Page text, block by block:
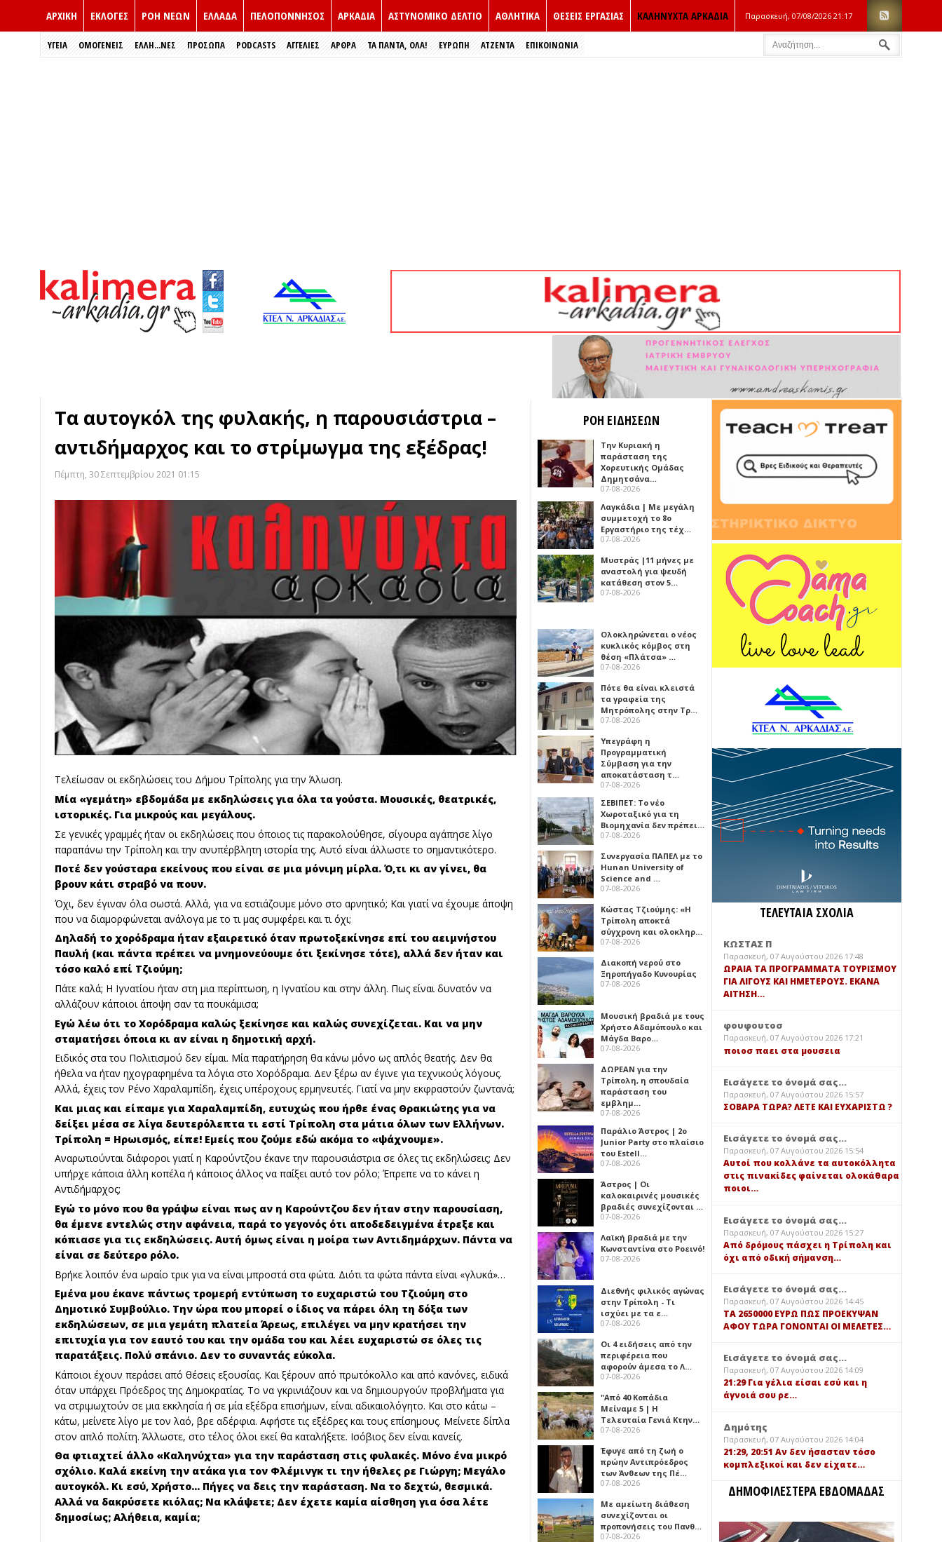
ΑΡΧΙΚΗ ΕΚΛΟΓΈΣ ΡΟΗ ΝΕΩΝ ΕΛΛΑΔΑ ΠΕΛΟΠΟΝΝΗΣΟΣ ΑΡΚΑΔΙΑ ΑΣΤΥΝΟΜΙΚΟ ΔΕΛΤΙΟ ΑΘΛΗΤΙΚΑ ΘΕΣΕΙΣ ΕΡΓΑΣΙΑΣ ΚΑΛΗΝΥΧΤΑ ΑΡΚΑΔΙΑ Παρασκευή, 07/08/2026 21:17
ΥΓΕΙΑ ΟΜΟΓΕΝΕΙΣ ΈΛΛΗ...ΝΕΣ ΠΡΌΣΩΠΑ PODCASTS ΑΓΓΕΛΙΕΣ ΑΡΘΡΑ ΤΑ ΠΑΝΤΑ, ΟΛΑ! ΕΥΡΏΠΗ ΑΤΖΕΝΤΑ ΕΠΙΚΟΙΝΩΝΙΑ
Τα αυτογκόλ της φυλακής, η παρουσιάστρια –
αντιδήμαρχος και το στρίμωγμα της εξέδρας!
Πέμπτη, 30 Σεπτεμβρίου 2021 01:15
Τελείωσαν οι εκδηλώσεις του Δήμου Τρίπολης για την Άλωση.
Μία «γεμάτη» εβδομάδα με εκδηλώσεις για όλα τα γούστα. Μουσικές, θεατρικές,
ιστορικές. Για μικρούς και μεγάλους.
Σε γενικές γραμμές ήταν οι εκδηλώσεις που όποιος τις παρακολούθησε, σίγουρα αγάπησε λίγο
παραπάνω την Τρίπολη και την ανυπέρβλητη ιστορία της. Αυτό είναι άλλωστε το σημαντικότερο.
Ποτέ δεν γούσταρα εκείνους που είναι σε μια μόνιμη μίρλα. Ό,τι κι αν γίνει, θα
βρουν κάτι στραβό να πουν.
Όχι, δεν έγιναν όλα σωστά. Αλλά, για να εστιάζουμε μόνο στο αρνητικό; Και γιατί να έχουμε άποψη
που να διαμορφώνεται ανάλογα με το τι μας συμφέρει και τι όχι;
Δηλαδή το χορόδραμα ήταν εξαιρετικό όταν πρωτοξεκίνησε επί του αειμνήστου
Παυλή (και πάντα πρέπει να μνημονεύουμε ότι ξεκίνησε τότε), αλλά δεν ήταν και
τόσο καλό επί Τζιούμη;
Πάτε καλά; Η Ιγνατίου ήταν στη μια περίπτωση, η Ιγνατίου και στην άλλη. Πως είναι δυνατόν να
αλλάζουν κάποιοι άποψη σαν τα πουκάμισα;
Εγώ λέω ότι το Χορόδραμα καλώς ξεκίνησε και καλώς συνεχίζεται. Και να μην
σταματήσει όποια κι αν είναι η δημοτική αρχή.
Ειδικός στα του Πολιτισμού δεν είμαι. Μία παρατήρηση θα κάνω μόνο ως απλός θεατής. Δεν θα
ήθελα να ήταν ηχογραφημένα τα λόγια στο Χορόδραμα. Δεν ξέρω αν έγινε για τεχνικούς λόγους.
Αλλά, έχεις τον Ρένο Χαραλαμπίδη, έχεις υπέροχους ερμηνευτές. Γιατί να μην εκφραστούν ζωντανά;
Και μιας και είπαμε για Χαραλαμπίδη, ευτυχώς που ήρθε ένας Θρακιώτης για να
δείξει μέσα σε λίγα δευτερόλεπτα τι εστί Τρίπολη στα μάτια όλων των Ελλήνων.
Τρίπολη = Ηρωισμός, είπε! Εμείς που ζούμε εδώ ακόμα το «ψάχνουμε».
Αναρωτιούνται διάφοροι γιατί η Καρούντζου έκανε την παρουσιάστρια σε όλες τις εκδηλώσεις; Δεν
υπήρχε κάποια άλλη κοπέλα ή κάποιος άλλος να παίξει αυτό τον ρόλο; Έπρεπε να το κάνει η
Αντιδήμαρχος;
Εγώ το μόνο που θα γράψω είναι πως αν η Καρούντζου δεν ήταν στην παρουσίαση,
θα έμενε εντελώς στην αφάνεια, παρά το γεγονός ότι αποδεδειγμένα έτρεξε και
κόπιασε για τις εκδηλώσεις. Αυτή όμως είναι η μοίρα των Αντιδημάρχων. Πάντα να
είναι σε δεύτερο ρόλο.
Βρήκε λοιπόν ένα ωραίο τρικ για να είναι μπροστά στα φώτα. Διότι τα φώτα πάντα είναι «γλυκά»…
Εμένα μου έκανε πάντως τρομερή εντύπωση το ευχαριστώ του Τζιούμη στο
Δημοτικό Συμβούλιο. Την ώρα που μπορεί ο ίδιος να πάρει όλη τη δόξα των
εκδηλώσεων, σε μια γεμάτη πλατεία Άρεως, επιλέγει να μην κρατήσει την
επιτυχία για τον εαυτό του και την ομάδα του και λέει ευχαριστώ σε όλες τις
παρατάξεις. Πολύ σπάνιο. Δεν το συναντάς εύκολα.
Κάποιοι έχουν περάσει από θέσεις εξουσίας. Και ξέρουν από πρωτόκολλο και από κανόνες, ειδικά
όταν υπάρχει Πρόεδρος της Δημοκρατίας. Το να γκρινιάζουν και να δημιουργούν προβλήματα για
να στριμωχτούν σε μια εκκλησία ή σε μία εξέδρα επισήμων, είναι αδικαιολόγητο. Και στο κάτω –
κάτω, μείνετε λίγο με τον λαό, βρε αδέρφια. Αφήστε τις εξέδρες και τους επίσημους. Μείνετε δίπλα
στον απλό πολίτη. Άλλωστε, στο τέλος όλοι εκεί θα καταλήξετε. Ισόβιος δεν είναι κανείς.
Θα φτιαχτεί άλλο «Καληνύχτα» για την παράσταση στις φυλακές. Μόνο ένα μικρό
σχόλιο. Καλά εκείνη την ατάκα για τον Φλέμινγκ τι την ήθελες ρε Γιώργη; Μεγάλο
αυτογκόλ. Κι εσύ, Χρήστο… Πήγες να δεις την παράσταση. Να το δεχτώ, θεσμικά.
Αλλά να δακρύσετε κιόλας; Να κλάψετε; Δεν έχετε καμία αίσθηση για όσα λέτε
δημοσίως; Αλήθεια, καμία;
ΡΟΗ ΕΙΔΗΣΕΩΝ
Την Κυριακή η
παράσταση της
Χορευτικής Ομάδας
Δημητσάνα…
07-08-2026
Λαγκάδια | Με μεγάλη
συμμετοχή το 8ο
Εργαστήριο της τέχ…
07-08-2026
Μυστράς |11 μήνες με
αναστολή για ψευδή
κατάθεση στον 5…
07-08-2026
Ολοκληρώνεται ο νέος
κυκλικός κόμβος στη
θέση «Πλάτσα» …
07-08-2026
Πότε θα είναι κλειστά
τα γραφεία της
Μητρόπολης στην Τρ…
07-08-2026
Υπεγράφη η
Προγραμματική
Σύμβαση για την
αποκατάσταση τ…
07-08-2026
ΣΕΒΙΠΕΤ: Το νέο
Χωροταξικό για τη
Βιομηχανία δεν πρέπει…
07-08-2026
Συνεργασία ΠΑΠΕΛ με το
Hunan University of
Science and …
07-08-2026
Κώστας Τζιούμης: «Η
Τρίπολη αποκτά
σύγχρονη και ολοκληρ…
07-08-2026
Διακοπή νερού στο
Ξηροπήγαδο Κυνουρίας
07-08-2026
Μουσική βραδιά με τους
Χρήστο Αδαμόπουλο και
Μάγδα Βαρο…
07-08-2026
ΔΩΡΕΑΝ για την
Τρίπολη, η σπουδαία
παράσταση του
εμβλημ…
07-08-2026
Παράλιο Άστρος | 2ο
Junior Party στο πλαίσιο
του Estell…
07-08-2026
Άστρος | Οι
καλοκαιρινές μουσικές
βραδιές συνεχίζονται …
07-08-2026
Λαϊκή βραδιά με την
Κωνσταντίνα στο Ροεινό!
07-08-2026
Διεθνής φιλικός αγώνας
στην Τρίπολη - Τι
ισχύει με τα ε…
07-08-2026
Οι 4 ειδήσεις από την
περιφέρεια που
αφορούν άμεσα το Λ…
07-08-2026
"Από 40 Κοπάδια
Μείναμε 5 | Η
Τελευταία Γενιά Κτην…
07-08-2026
Έφυγε από τη ζωή ο
πρώην Αντιπρόεδρος
των Άνθεων της Πέ…
07-08-2026
Με αμείωτη διάθεση
συνεχίζονται οι
προπονήσεις του Πανθ…
07-08-2026
ΤΕΛΕΥΤΑΙΑ ΣΧΟΛΙΑ
ΚΩΣΤΑΣ Π
Παρασκευή, 07 Αυγούστου 2026 17:48
ΩΡΑΙΑ ΤΑ ΠΡΟΓΡΑΜΜΑΤΑ ΤΟΥΡΙΣΜΟΥ
ΓΙΑ ΛΙΓΟΥΣ ΚΑΙ ΗΜΕΤΕΡΟΥΣ. ΕΚΑΝΑ
ΑΙΤΗΣΗ…
φουφουτοσ
Παρασκευή, 07 Αυγούστου 2026 17:21
ποιοσ παει στα μουσεια
Εισάγετε το όνομά σας...
Παρασκευή, 07 Αυγούστου 2026 15:57
ΣΟΒΑΡΑ ΤΩΡΑ? ΛΕΤΕ ΚΑΙ ΕΥΧΑΡΙΣΤΩ ?
Εισάγετε το όνομά σας...
Παρασκευή, 07 Αυγούστου 2026 15:54
Αυτοί που κολλάνε τα αυτοκόλλητα
στις πινακίδες φαίνεται ολοκάθαρα
ποιοι…
Εισάγετε το όνομά σας...
Παρασκευή, 07 Αυγούστου 2026 15:27
Από δρόμους πάσχει η Τρίπολη και
όχι από οδική σήμανση…
Εισάγετε το όνομά σας...
Παρασκευή, 07 Αυγούστου 2026 14:45
TA 2650000 ΕΥΡΩ ΠΩΣ ΠΡΟΕΚΥΨΑΝ
ΑΦΟΥ ΤΩΡΑ ΓΟΝΟΝΤΑΙ ΟΙ ΜΕΛΕΤΕΣ…
Εισάγετε το όνομά σας...
Παρασκευή, 07 Αυγούστου 2026 14:09
21:29 Για γέλια είσαι εσύ και η
άγνοιά σου ρε…
Δημότης
Παρασκευή, 07 Αυγούστου 2026 14:04
21:29, 20:51 Αν δεν ήσασταν τόσο
κομπλεξικοί και δεν είχατε…
ΔΗΜΟΦΙΛΕΣΤΕΡΑ ΕΒΔΟΜΑΔΑΣ